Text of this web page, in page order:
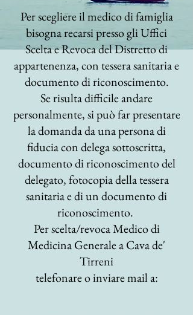
Per scegliere il medico di famiglia
bisogna recarsi presso gli Uffici
Scelta e Revoca del Distretto di
appartenenza, con tessera sanitaria e
documento di riconoscimento.
Se risulta difficile andare
personalmente, si può far presentare
la domanda da una persona di
fiducia con delega sottoscritta,
documento di riconoscimento del
delegato, fotocopia della tessera
sanitaria e di un documento di
riconoscimento.
Per scelta/revoca Medico di
Medicina Generale a Cava de'
Tirreni
telefonare o inviare mail a: